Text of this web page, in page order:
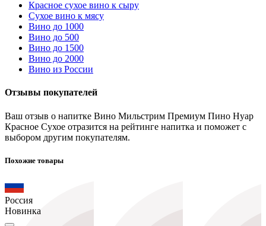
Красное сухое вино к сыру
Сухое вино к мясу
Вино до 1000
Вино до 500
Вино до 1500
Вино до 2000
Вино из России
Отзывы покупателей
Ваш отзыв о напитке Вино Мильстрим Премиум Пино Нуар
Красное Сухое отразится на рейтинге напитка и поможет с
выбором другим покупателям.
Похожие товары
Россия
Новинка